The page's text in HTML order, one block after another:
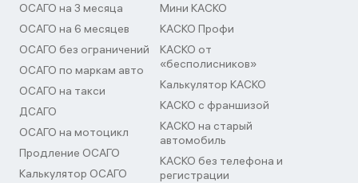
ОСАГО на 3 месяца
ОСАГО на 6 месяцев
ОСАГО без ограничений
ОСАГО по маркам авто
ОСАГО на такси
ДСАГО
ОСАГО на мотоцикл
Продление ОСАГО
Калькулятор ОСАГО
Мини КАСКО
КАСКО Профи
КАСКО от
«бесполисников»
Калькулятор КАСКО
КАСКО с франшизой
КАСКО на старый
автомобиль
КАСКО без телефона и
регистрации